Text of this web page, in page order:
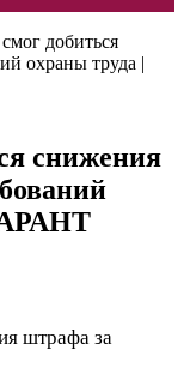
добиться
охраны труда |
снижения